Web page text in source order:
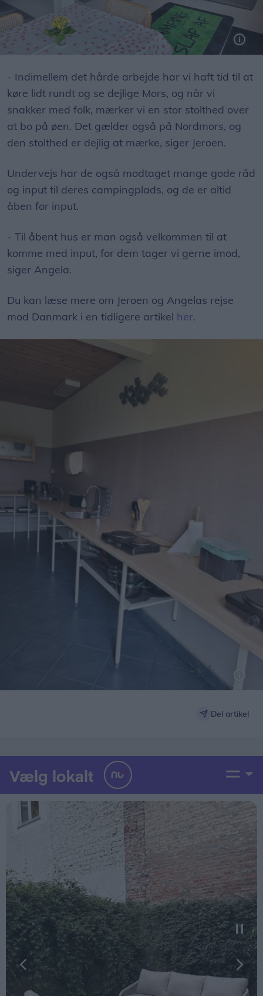
- Indimellem det hårde arbejde har vi haft tid til at
køre lidt rundt og se dejlige Mors, og når vi
snakker med folk, mærker vi en stor stolthed over
at bo på øen. Det gælder også på Nordmors, og
den stolthed er dejlig at mærke, siger Jeroen.
Undervejs har de også modtaget mange gode råd
og input til deres campingplads, og de er altid
åben for input.
- Til åbent hus er man også velkommen til at
komme med input, for dem tager vi gerne imod,
siger Angela.
Du kan læse mere om Jeroen og Angelas rejse
mod Danmark i en tidligere artikel her.
Del artikel